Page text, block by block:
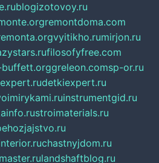
blogizotovoy.ru
remontdoma.com
vyitikho.rumirjon.ru
filosofyfree.com
greleon.comsp-or.ru
detkiexpert.ru
instrumentgid.ru
stroimaterials.ru
chastnyjdom.ru
landshaftblog.ru